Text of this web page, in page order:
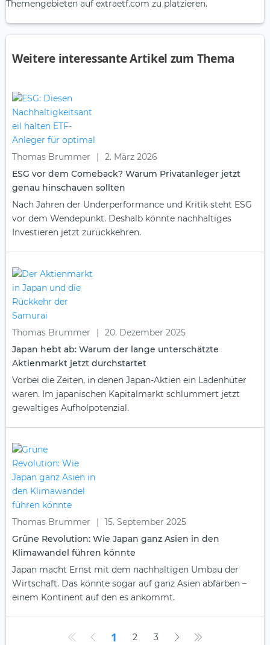
Themengebieten auf extraetf.com zu platzieren.
Weitere interessante Artikel zum Thema
Thomas Brummer |
2. März 2026
ESG vor dem Comeback? Warum Privatanleger jetzt
genau hinschauen sollten
Nach Jahren der Underperformance und Kritik steht ESG
vor dem Wendepunkt. Deshalb könnte nachhaltiges
Investieren jetzt zurückkehren.
Thomas Brummer |
20. Dezember 2025
Japan hebt ab: Warum der lange unterschätzte
Aktienmarkt jetzt durchstartet
Vorbei die Zeiten, in denen Japan-Aktien ein Ladenhüter
waren. Im japanischen Kapitalmarkt schlummert jetzt
gewaltiges Aufholpotenzial.
Thomas Brummer |
15. September 2025
Grüne Revolution: Wie Japan ganz Asien in den
Klimawandel führen könnte
Japan macht Ernst mit dem nachhaltigen Umbau der
Wirtschaft. Das könnte sogar auf ganz Asien abfärben –
einem Kontinent auf den es ankommt.
1 2 3